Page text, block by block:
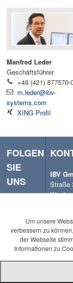
Manfred Leder
Geschäftsführer
+49 (421) 877570-
m.leder@ibv-
systems.com
XING Profil
FOLGEN
SIE
UNS
IBV
Straße
Weyhe
Tel.
877
Copyright © IBV
Um unsere
verbessern zu
der Webseite
Informationen zu